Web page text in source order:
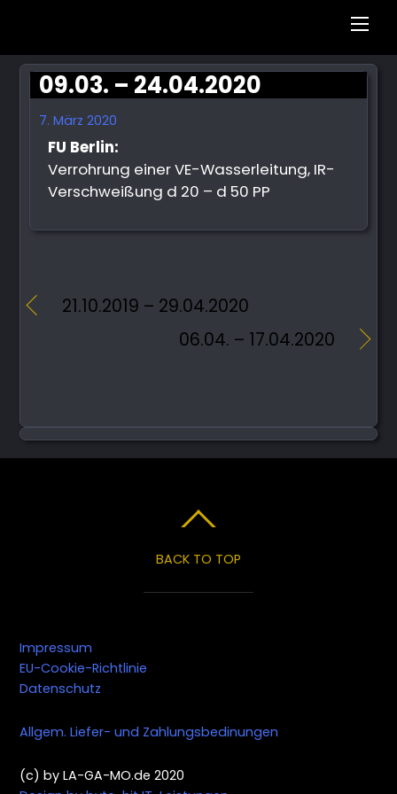
09.03. – 24.04.2020
7. März 2020
FU Berlin:
Verrohrung einer VE-Wasserleitung, IR-
Verschweißung d 20 – d 50 PP
21.10.2019 – 29.04.2020
06.04. – 17.04.2020
BACK TO TOP
Impressum
EU-Cookie-Richtlinie
Datenschutz
Allgem. Liefer- und Zahlungsbedinungen
(c) by LA-GA-MO.de 2020